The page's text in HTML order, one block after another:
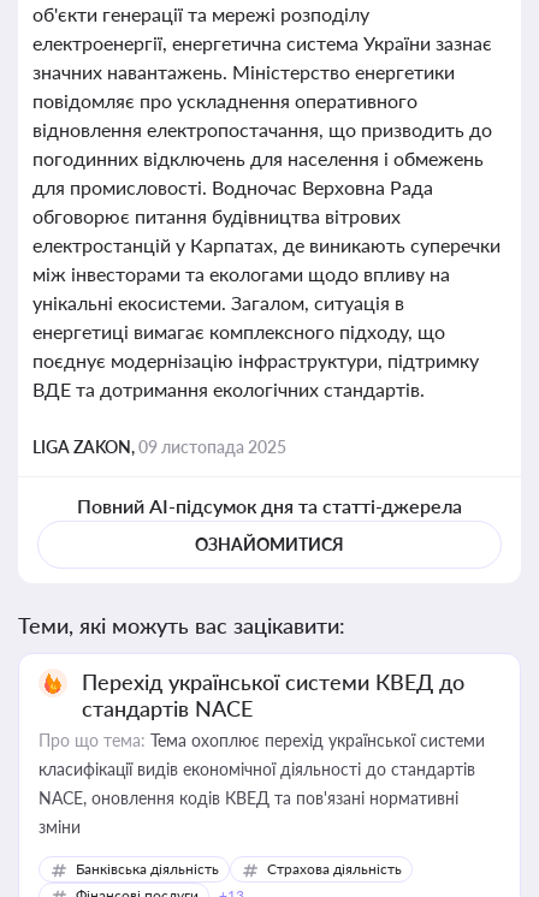
об'єкти генерації та мережі розподілу
електроенергії, енергетична система України зазнає
значних навантажень. Міністерство енергетики
повідомляє про ускладнення оперативного
відновлення електропостачання, що призводить до
погодинних відключень для населення і обмежень
для промисловості. Водночас Верховна Рада
обговорює питання будівництва вітрових
електростанцій у Карпатах, де виникають суперечки
між інвесторами та екологами щодо впливу на
унікальні екосистеми. Загалом, ситуація в
енергетиці вимагає комплексного підходу, що
поєднує модернізацію інфраструктури, підтримку
ВДЕ та дотримання екологічних стандартів.
LIGA ZAKON,09 листопада 2025
Повний AI-підсумок дня та статті-джерела
ОЗНАЙОМИТИСЯ
Теми, які можуть вас зацікавити:
Перехід української системи КВЕД до
стандартів NACE
Про що тема: Тема охоплює перехід української системи
класифікації видів економічної діяльності до стандартів
NACE, оновлення кодів КВЕД та пов'язані нормативні
зміни
Банківська діяльність
Страхова діяльність